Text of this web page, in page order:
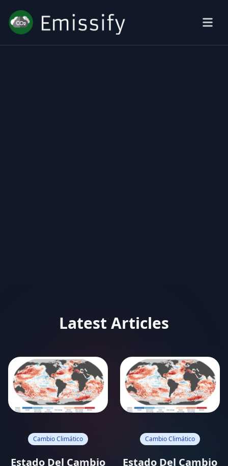
Latest Articles
Cambio Climático
Estado Del Cambio
Cambio Climático
Estado Del Cambio